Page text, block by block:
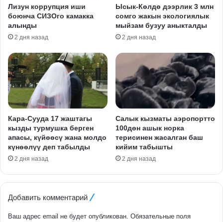
Лизун коррупция иши
боюнча СИЗОго камакка
алынды
2 дня назад
Ысык-Көлдө дээрлик 3 млн
сомго жакын экологиялык
мыйзам бузуу аныкталды
2 дня назад
Кара-Сууда 17 жаштагы
кызды турмушка берген
апасы, күйөөсү жана молдо
күнөөлүү деп табылды
2 дня назад
Салык кызматы аэропортто
100дөн ашык норка
терисинен жасалган баш
кийим табышты
2 дня назад
Добавить комментарий
Ваш адрес email не будет опубликован. Обязательные поля